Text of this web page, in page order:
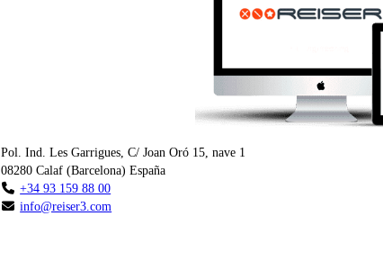
Pol. Ind. Les Garrigues, C/ Joan Oró 15, nave 1
08280 Calaf(Barcelona) España
+34 93 159 88 00
info@reiser3.com